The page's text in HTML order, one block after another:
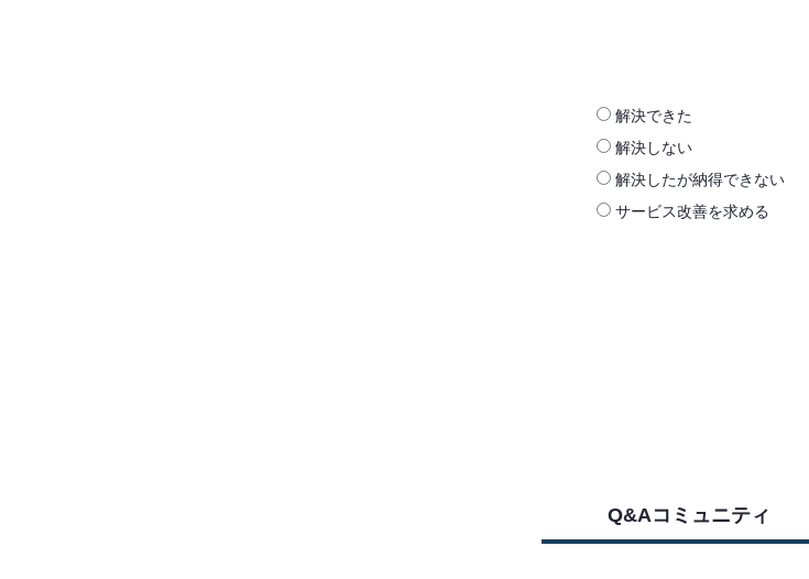
解決できた
解決しない
解決したが納得できない
サービス改善を求める
Q&Aコミュニティ